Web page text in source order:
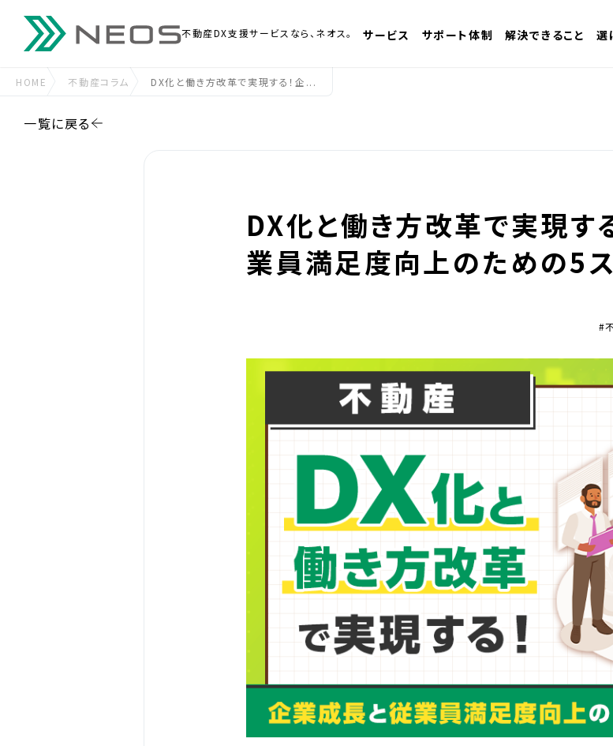
不動産DX支援サービスなら、ネオス。 サービス サポート体制 解決できること 選
HOME 不動産コラム DX化と働き方改革で実現する！企...
一覧に戻る
DX化と働き方改革で実現す
業員満足度向上のための5
#